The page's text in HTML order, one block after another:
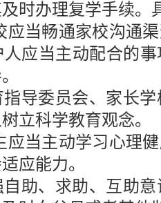
时办理复学手续。
应当畅通家校沟通
应当主动配合的
导委员会、家长
立科学教育观念。
应当主动学习心理
应能力。
助、求助、互助